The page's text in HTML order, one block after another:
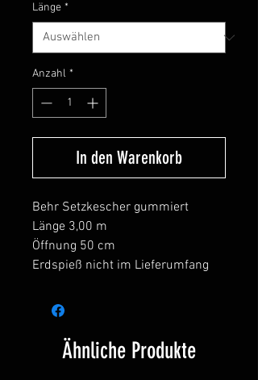
Länge *
Anzahl *
In den Warenkorb
Behr Setzkescher gummiert
Länge 3,00 m
Öffnung 50 cm
Erdspieß nicht im Lieferumfang
Ähnliche Produkte